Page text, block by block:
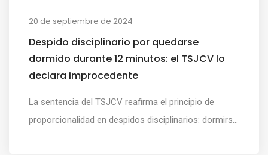
20 de septiembre de 2024
Despido disciplinario por quedarse
dormido durante 12 minutos: el TSJCV lo
declara improcedente
La sentencia del TSJCV reafirma el principio de
proporcionalidad en despidos disciplinarios: dormirs...